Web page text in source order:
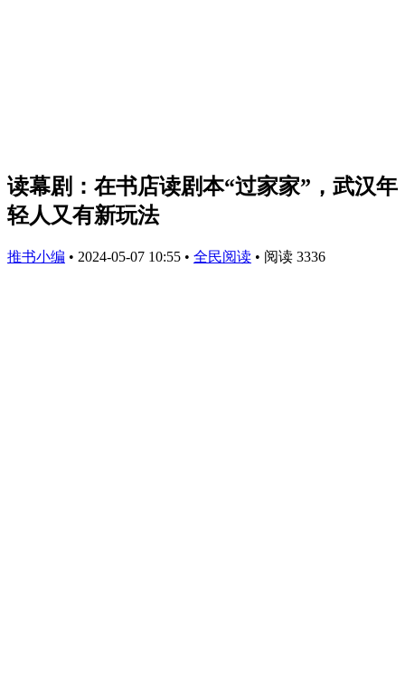
读幕剧：在书店读剧本“过家家”，武汉年
轻人又有新玩法
推书小编 • 2024-05-07 10:55 • 全民阅读 • 阅读 3336